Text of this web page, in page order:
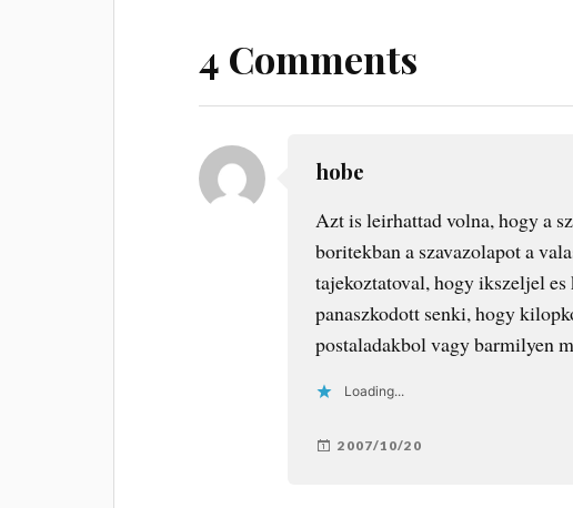
4 Comments
hobe
Azt is leirhattad volna, hogy a
boritekban a szavazolapot a
tajekoztatoval, hogy ikszeljel
panaszkodott senki, hogy
postaladakbol vagy barmilyen
Loading...
2007/10/20